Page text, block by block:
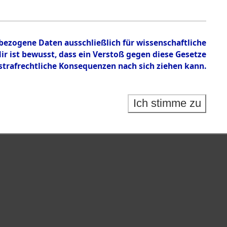
des Verlaufs und der Geschehnisse um
Daten ausschließlich für wissenschaftliche
bewusst, dass ein Verstoß gegen diese Gesetze
Konsequenzen nach sich ziehen kann.
Ich stimme zu